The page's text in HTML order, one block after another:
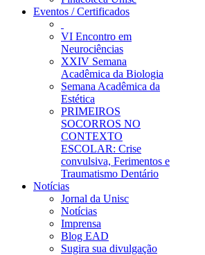
Eventos / Certificados
VI Encontro em
Neurociências
XXIV Semana
Acadêmica da Biologia
Semana Acadêmica da
Estética
PRIMEIROS
SOCORROS NO
CONTEXTO
ESCOLAR: Crise
convulsiva, Ferimentos e
Traumatismo Dentário
Notícias
Jornal da Unisc
Notícias
Imprensa
Blog EAD
Sugira sua divulgação